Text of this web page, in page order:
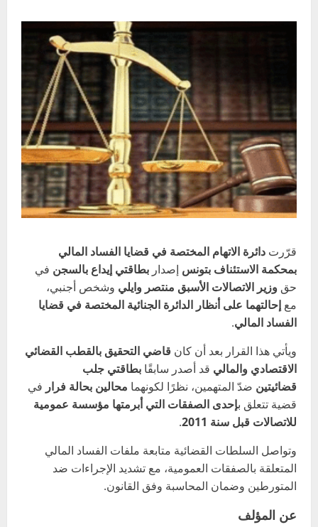
قرّرت دائرة الاتهام المختصة في قضايا الفساد المالي
بمحكمة الاستئناف بتونس إصدار بطاقتي إيداع بالسجن في
حق وزير الاتصالات الأسبق منتصر وايلي وشخص أجنبي،
مع إحالتهما على أنظار الدائرة الجنائية المختصة في قضايا
الفساد المالي.
ويأتي هذا القرار بعد أن كان قاضي التحقيق بالقطب القضائي
الاقتصادي والمالي قد أصدر سابقًا بطاقتي جلب
قضائيتين ضدّ المتهمين، نظرًا لكونهما محالين بحالة فرار في
قضية تتعلق بإحدى الصفقات التي أبرمتها مؤسسة عمومية
للاتصالات قبل سنة 2011
.
وتواصل السلطات القضائية متابعة ملفات الفساد المالي
المتعلقة بالصفقات العمومية، مع تشديد الإجراءات ضد
المتورطين وضمان المحاسبة وفق القانون.
عن المؤلف